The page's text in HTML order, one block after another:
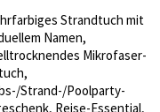
Tänzerin/Ballerina